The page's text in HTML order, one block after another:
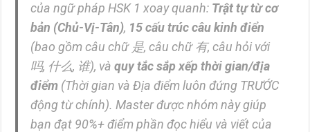
của ngữ pháp HSK 1 xoay quanh: Trật tự từ cơ
bản (Chủ-Vị-Tân), 15 cấu trúc câu kinh điển
(bao gồm câu chữ 是, câu chữ有, câu hỏi với
吗, 什么, 谁), vàquy tắc sắp xếp thời gian/địa
điểm (Thời gian và Địa điểm luôn đứng TRƯỚC
động từ chính). Master được nhóm này giúp
bạn đạt 90%+ điểm phần đọc hiểu và viết của